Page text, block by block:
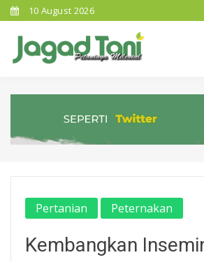
10 August 2026
Pertanian Peternakan
Kembangkan